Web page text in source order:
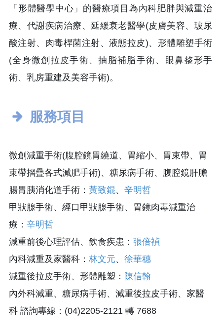
「形體醫學中心」的醫療項目為內科肥胖與減重治
療、代謝疾病治療、延緩衰老醫學(皮膚美容、玻尿
酸注射、肉毒桿菌注射、液態拉皮)、形體雕塑手術
(全身微創拉皮手術、抽脂補脂手術、眼鼻整形手
術、乳房重建及美容手術)。
服務項目
微創減重手術(腹腔鏡胃繞道、胃縮小、胃束帶、胃
束帶摺疊各式減肥手術)、糖尿病手術、腹腔鏡肝膽
腸胃胰消化道手術： 黃致錕、 辛明哲
甲狀腺手術、經口甲狀腺手術、胃鏡肉毒減重治
療： 辛明哲
減重前後心理評估、飲食疾患： 張倍禎
內科減重及家醫科： 林文元、 徐華穗
減重後拉皮手術、形體雕塑： 陳信翰
內外科減重、糖尿病手術、減重後拉皮手術、家醫
科 諮詢專線：(04)2205-2121 轉 7688